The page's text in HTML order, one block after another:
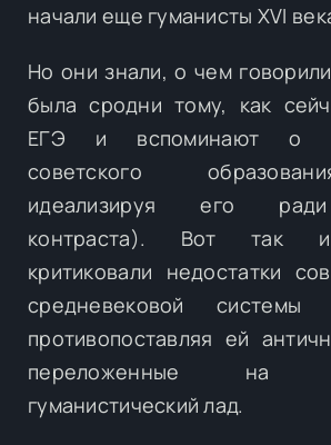
начали еще гуманисты XVI
Но они знали, о чем
была сродни тому, как
ЕГЭ и вспоминают о
советского
идеализируя его
контраста). Вот так и
критиковали недостатки
средневековой системы
противопоставляя ей
переложенные на
гуманистический лад.